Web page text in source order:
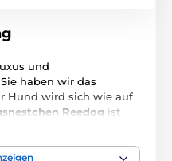
und
haben wir das
Hund wird sich wie auf
Reedog ist
dieses Nestchen so